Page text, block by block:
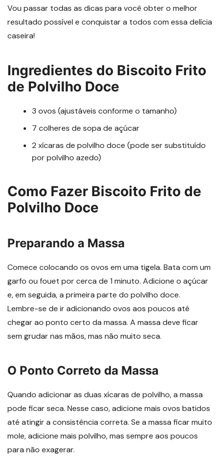
Vou passar todas as dicas para você obter o melhor
resultado possível e conquistar a todos com essa delícia
caseira!
Ingredientes do Biscoito Frito
de Polvilho Doce
3 ovos (ajustáveis conforme o tamanho)
7 colheres de sopa de açúcar
2 xícaras de polvilho doce (pode ser substituído
por polvilho azedo)
Como Fazer Biscoito Frito de
Polvilho Doce
Preparando a Massa
Comece colocando os ovos em uma tigela. Bata com um
garfo ou fouet por cerca de 1 minuto. Adicione o açúcar
e, em seguida, a primeira parte do polvilho doce.
Lembre-se de ir adicionando ovos aos poucos até
chegar ao ponto certo da massa. A massa deve ficar
sem grudar nas mãos, mas não muito seca.
O Ponto Correto da Massa
Quando adicionar as duas xícaras de polvilho, a massa
pode ficar seca. Nesse caso, adicione mais ovos batidos
até atingir a consistência correta. Se a massa ficar muito
mole, adicione mais polvilho, mas sempre aos poucos
para não exagerar.